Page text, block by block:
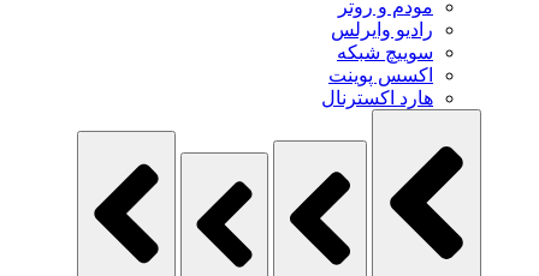
مودم و روتر
رادیو وایرلس
سوییچ شبکه
اکسس پوینت
هارد اکسترنال